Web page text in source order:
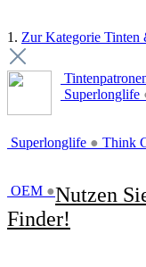
1. Zur Kategorie Tinten
Superlonglife
Superlonglife ● Think
OEM ●Nutzen
Finder!